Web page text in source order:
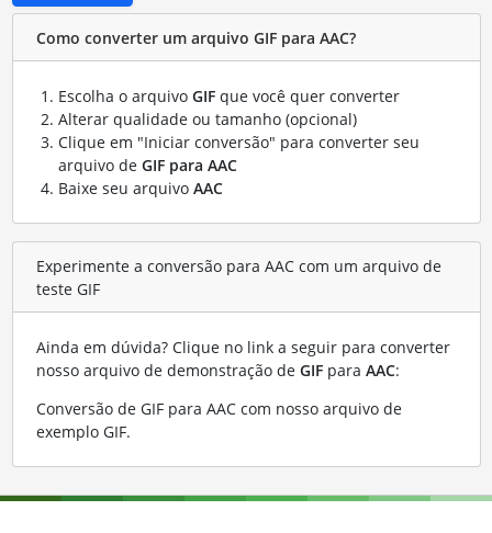
Como converter um arquivo GIF para AAC?
Escolha o arquivo GIFque você quer converter
Alterar qualidade ou tamanho (opcional)
Clique em "Iniciar conversão" para converter seu
arquivo de GIF para AAC
Baixe seu arquivo AAC
Experimente a conversão para AAC com um arquivo de
teste GIF
Ainda em dúvida? Clique no link a seguir para converter
nosso arquivo de demonstração de GIFpara AAC:
Conversão de GIF para AAC com nosso arquivo de
exemplo GIF.